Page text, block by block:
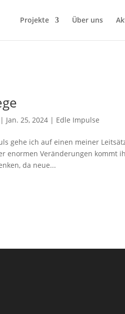
Projekte Über uns
| Jan. 25, 2024 | Edle Impulse
gehe ich auf einen meiner
enormen Veränderungen kommt
da neue...